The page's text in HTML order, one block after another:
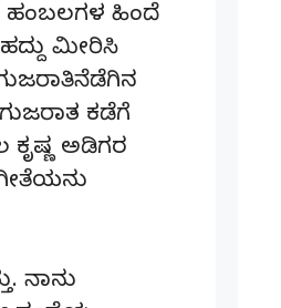
ಹಂಬಲಗಳ ಹಿಂದೆ
ಮೀರಿಸಿ
ಕಡೆಗೆ
ಅಡಿಗರ
ನಾನು